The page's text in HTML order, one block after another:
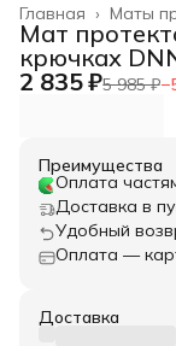
Маты
Главная ›
Мат
крючках
2 835 ₽5 985 ₽−
Преимущества
Оплата
Доставка в
Удобный
Оплата —
Доставка